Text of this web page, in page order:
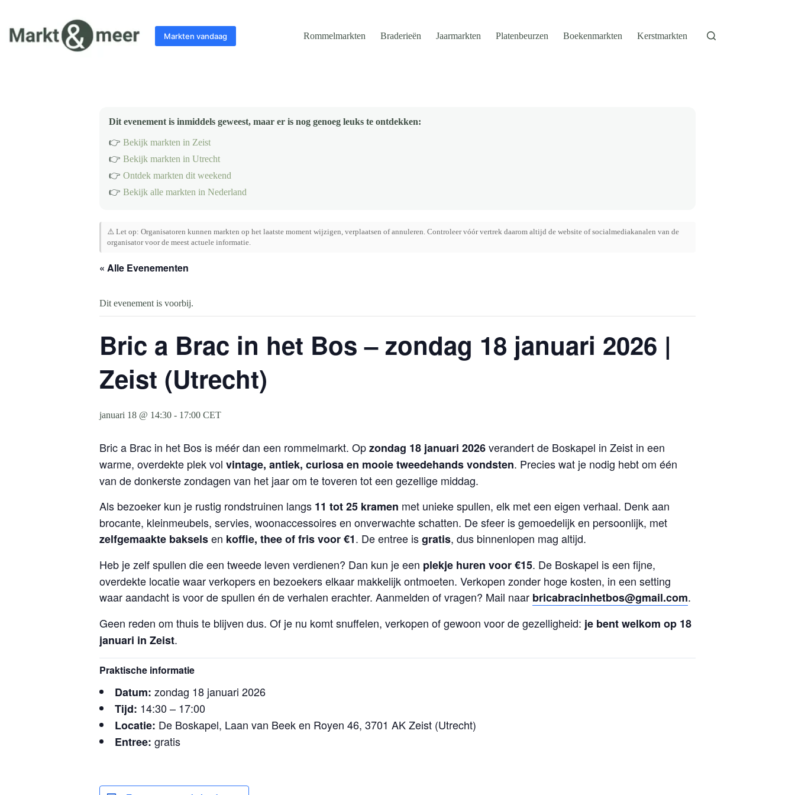
inhoud
Markten vandaag Rommelmarkten Braderieën Jaarmarkten Platenbeurzen Boekenmarkten Kerstmarkten
Dit evenement is inmiddels geweest, maar er is nog genoeg leuks te ontdekken:
👉 Bekijk markten in Zeist
👉 Bekijk markten in Utrecht
👉 Ontdek markten dit weekend
👉 Bekijk alle markten in Nederland
⚠️ Let op: Organisatoren kunnen markten op het laatste moment wijzigen, verplaatsen of annuleren. Controleer vóór vertrek daarom altijd de website of socialmediakanalen van de
organisator voor de meest actuele informatie.
« Alle Evenementen
Dit evenement is voorbij.
Bric a Brac in het Bos – zondag 18 januari 2026 |
Zeist (Utrecht)
januari 18 @ 14:30 - 17:00 CET
Bric a Brac in het Bos is méér dan een rommelmarkt. Opzondag 18 januari 2026verandert de Boskapel in Zeist in een
warme, overdekte plek vol vintage, antiek, curiosa en mooie tweedehands vondsten. Precies wat je nodig hebt om één
van de donkerste zondagen van het jaar om te toveren tot een gezellige middag.
Als bezoeker kun je rustig rondstruinen langs 11 tot 25 kramen met unieke spullen, elk met een eigen verhaal. Denk aan
brocante, kleinmeubels, servies, woonaccessoires en onverwachte schatten. De sfeer is gemoedelijk en persoonlijk, met
zelfgemaakte bakselsen koffie, thee of fris voor €1. De entree isgratis, dus binnenlopen mag altijd.
Heb je zelf spullen die een tweede leven verdienen? Dan kun je een plekje huren voor €15. De Boskapel is een fijne,
overdekte locatie waar verkopers en bezoekers elkaar makkelijk ontmoeten. Verkopen zonder hoge kosten, in een setting
waar aandacht is voor de spullen én de verhalen erachter. Aanmelden of vragen? Mail naar bricabracinhetbos@gmail.com.
Geen reden om thuis te blijven dus. Of je nu komt snuffelen, verkopen of gewoon voor de gezelligheid: je bent welkom op 18
januari in Zeist.
Praktische informatie
Datum: zondag 18 januari 2026
Tijd: 14:30 – 17:00
Locatie: De Boskapel, Laan van Beek en Royen 46, 3701 AK Zeist (Utrecht)
Entree: gratis